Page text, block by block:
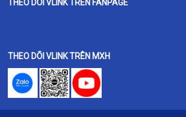
THEO DÕI VLINK TRÊN FANPAGE
THEO DÕI VLINK TRÊN MXH